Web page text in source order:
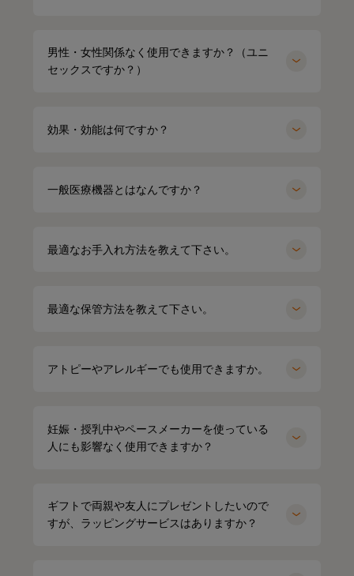
男性・女性関係なく使用できますか？（ユニ
セックスですか？）
効果・効能は何ですか？
一般医療機器とはなんですか？
最適なお手入れ方法を教えて下さい。
最適な保管方法を教えて下さい。
アトピーやアレルギーでも使用できますか。
妊娠・授乳中やペースメーカーを使っている
人にも影響なく使用できますか？
ギフトで両親や友人にプレゼントしたいので
すが、ラッピングサービスはありますか？
オーバーサイズTシャツ（ブラック）
ポロシャツ（ホワイト）Mサイズ